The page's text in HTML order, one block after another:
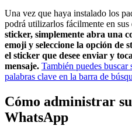
Una vez que haya instalado los
podrá utilizarlos fácilmente en sus
sticker, simplemente abra una
emoji y seleccione la opción de
el sticker que desee enviar y
mensaje. También puedes
palabras clave en la barra de
Cómo administrar
WhatsApp